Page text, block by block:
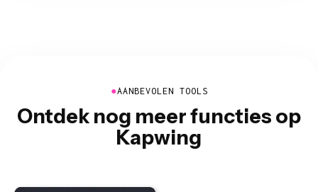
●AANBEVOLEN TOOLS
Ontdek nog meer functies op
Kapwing